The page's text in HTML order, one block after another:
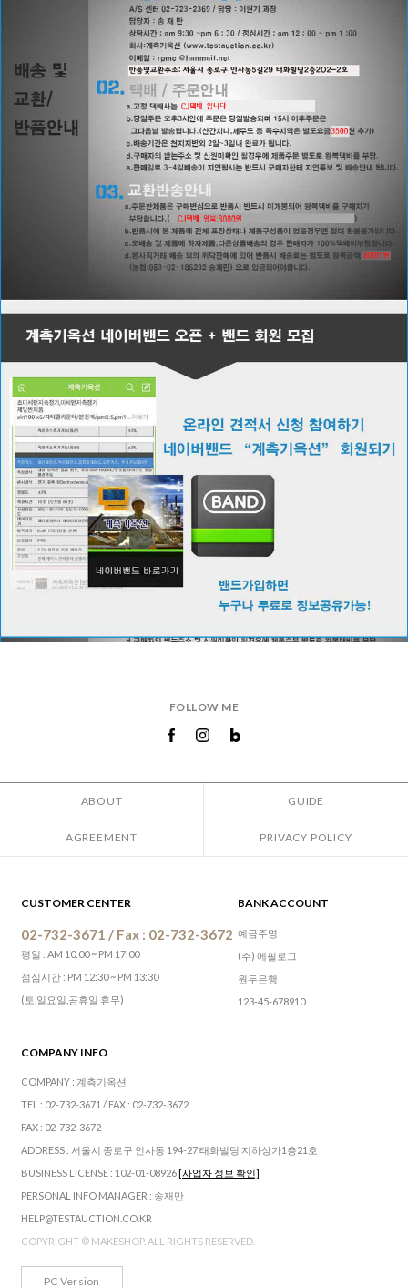
FOLLOW ME
ABOUT GUIDE
AGREEMENT PRIVACY POLICY
CUSTOMER CENTER
02-732-3671 / Fax : 02-732-3672
평일 : AM 10:00 ~ PM 17:00
점심시간 : PM 12:30 ~ PM 13:30
(토,일요일,공휴일 휴무)
BANK ACCOUNT
예금주명
(주) 에필로그
원두은행
123-45-678910
COMPANY INFO
COMPANY : 계측기옥션
TEL : 02-732-3671 / FAX : 02-732-3672
FAX : 02-732-3672
ADDRESS : 서울시 종로구 인사동 194-27 태화빌딩 지하상가1층21호
BUSINESS LICENSE : 102-01-08926[사업자 정보 확인]
PERSONAL INFO MANAGER : 송재만
HELP@TESTAUCTION.CO.KR
COPYRIGHT © MAKESHOP. ALL RIGHTS RESERVED.
PC Version